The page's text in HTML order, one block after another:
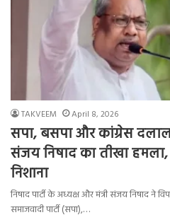
TAKVEEM April 8, 2026
सपा, बसपा और कांग्रेस दलाल
संजय निषाद का तीखा हमला,
निशाना
निषाद पार्टी के अध्यक्ष और मंत्री संजय निषाद ने
समाजवादी पार्टी (सपा),…